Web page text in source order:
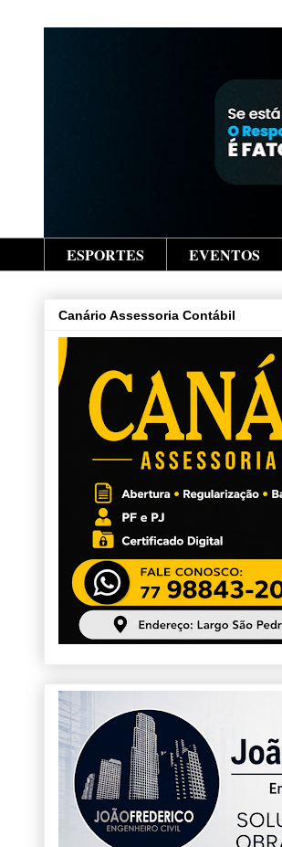
ESPORTES EVENTOS
Canário Assessoria Contábil